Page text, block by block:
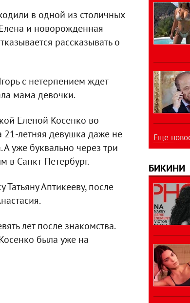
в одной из столичных
и новорожденная
рассказывать о
с нетерпением ждет
мама девочки.
Еленой Косенко во
21-летняя девушка даже не
уже буквально через три
в Санкт-Петербург.
Аптикееву, после
лет после знакомства.
была уже на
Еще
БИКИНИ